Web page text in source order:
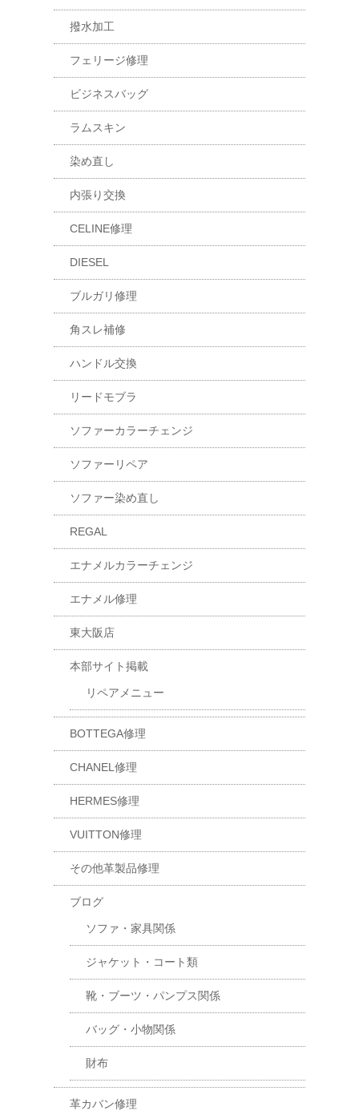
撥水加工
フェリージ修理
ビジネスバッグ
ラムスキン
染め直し
内張り交換
CELINE修理
DIESEL
ブルガリ修理
角スレ補修
ハンドル交換
リードモブラ
ソファーカラーチェンジ
ソファーリペア
ソファー染め直し
REGAL
エナメルカラーチェンジ
エナメル修理
東大阪店
本部サイト掲載
リペアメニュー
BOTTEGA修理
CHANEL修理
HERMES修理
VUITTON修理
その他革製品修理
ブログ
ソファ・家具関係
ジャケット・コート類
靴・ブーツ・パンプス関係
バッグ・小物関係
財布
革カバン修理